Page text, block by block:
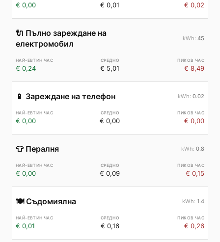
€ 0,00 € 0,01 € 0,02
🔌 Пълно зареждане на
електромобил
45
€ 0,24 € 5,01 € 8,49
📱 Зареждане на телефон 0.02
€ 0,00 € 0,00 € 0,00
👕 Пералня 0.8
€ 0,00 € 0,09 € 0,15
🍽️ Съдомиялна 1.4
€ 0,01 € 0,16 € 0,26